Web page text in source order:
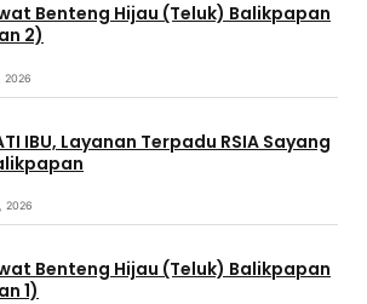
Benteng Hijau (Teluk) Balikpapan
2)
2026
IBU, Layanan Terpadu RSIA Sayang
2026
Benteng Hijau (Teluk) Balikpapan
1)